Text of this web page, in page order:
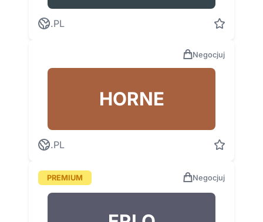
.PL
Negocjuj
HORNE
.PL
PREMIUM Negocjuj